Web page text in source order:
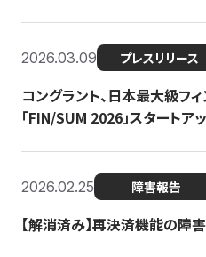
2026.03.09 プレスリリース
コングラント、日本最大級フ
「FIN/SUM 2026」スタートア
2026.02.25 障害報告
【解消済み】再決済機能の障